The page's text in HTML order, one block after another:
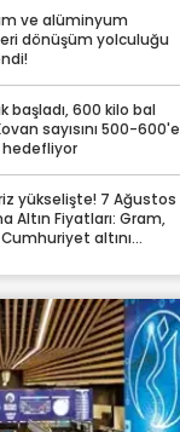
ve alüminyum
dönüşüm yolculuğu
başladı, 600 kilo bal
sayısını 500-600'e
hedefliyor
yükselişte! 7 Ağustos
Altın Fiyatları: Gram,
altını